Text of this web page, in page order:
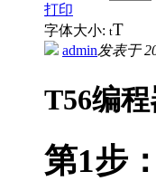
打印
字体大小: tT
admin发表于
T56编
第1步